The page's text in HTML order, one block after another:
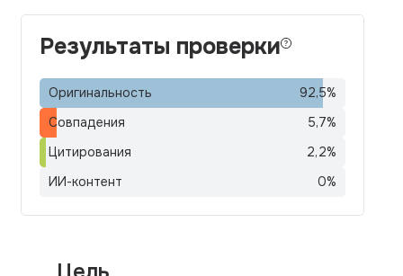
Результаты проверки
Оригинальность 92,5%
Совпадения
5,7%
Цитирования
2,2%
ИИ-контент
0%